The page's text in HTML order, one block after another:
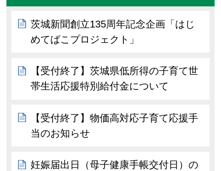
茨城新聞創立135周年記念企画「はじ
めてばこプロジェクト」
【受付終了】茨城県低所得の子育て世
帯生活応援特別給付金について
【受付終了】物価高対応子育て応援手
当のお知らせ
妊娠届出日（母子健康手帳交付日）の